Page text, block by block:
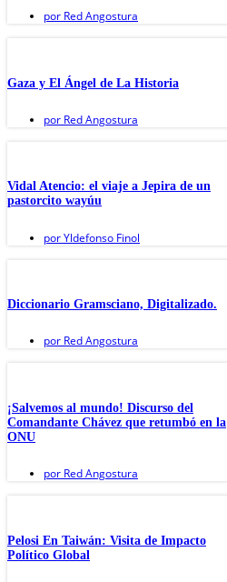
por Red Angostura
Gaza y El Ángel de La Historia
por Red Angostura
Vidal Atencio: el viaje a Jepira de un
pastorcito wayúu
porYldefonso Finol
Diccionario Gramsciano, Digitalizado.
por Red Angostura
¡Salvemos al mundo! Discurso del
Comandante Chávez que retumbó en la
ONU
por Red Angostura
Pelosi En Taiwán: Visita de Impacto
Político Global